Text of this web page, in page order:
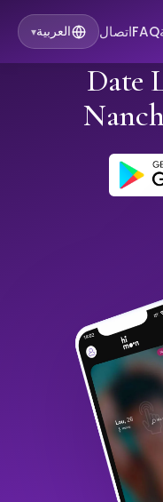
FAQاتصال العربية▾
Date